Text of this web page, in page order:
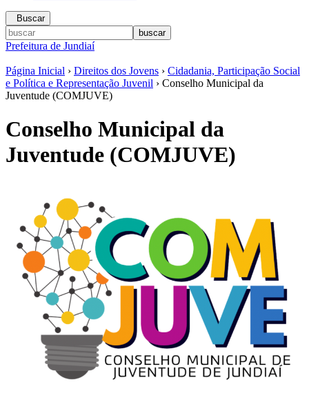
Buscar
Prefeitura de Jundiaí
Página Inicial › Direitos dos Jovens › Cidadania, Participação Social
e Política e Representação Juvenil › Conselho Municipal da
Juventude (COMJUVE)
Conselho Municipal da
Juventude (COMJUVE)